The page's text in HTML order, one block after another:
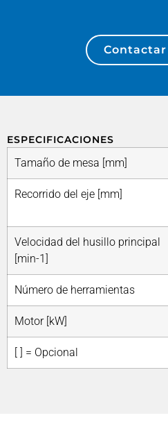
Contactar
ESPECIFICACIONES
Tamaño de mesa [mm]
Recorrido del eje [mm]
Velocidad del husillo principal
[min-1]
Número de herramientas
Motor [kW]
[ ] = Opcional